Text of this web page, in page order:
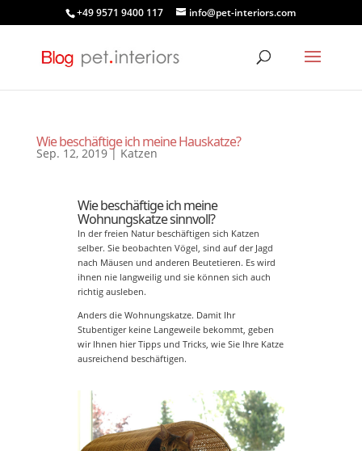
+49 9571 9400 117 info@pet-interiors.com
Wie beschäftige ich meine Hauskatze?
Sep. 12, 2019| Katzen
Wie beschäftige ich meine
Wohnungskatze sinnvoll?
In der freien Natur beschäftigen sich Katzen
selber. Sie beobachten Vögel, sind auf der Jagd
nach Mäusen und anderen Beutetieren. Es wird
ihnen nie langweilig und sie können sich auch
richtig ausleben.
Anders die Wohnungskatze. Damit Ihr
Stubentiger keine Langeweile bekommt, geben
wir Ihnen hier Tipps und Tricks, wie Sie Ihre Katze
ausreichend beschäftigen.